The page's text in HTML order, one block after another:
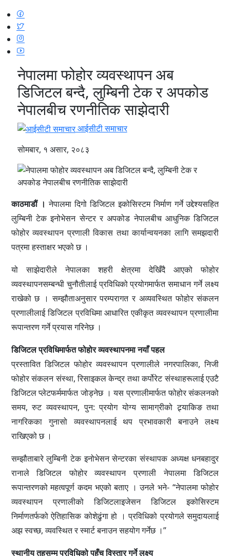
नेपालमा फोहोर व्यवस्थापन अब
डिजिटल बन्दै, लुम्बिनी टेक र अपकोड
नेपालबीच रणनीतिक साझेदारी
आईसीटी समाचार
सोमबार, १ असार, २०८३
काठमाडौं ।नेपालमा दिगो डिजिटल इकोसिस्टम निर्माण गर्ने उद्देश्यसहित
लुम्बिनी टेक इनोभेसन सेन्टर र अपकोड नेपालबीच आधुनिक डिजिटल
फोहोर व्यवस्थापन प्रणाली विकास तथा कार्यान्वयनका लागि समझदारी
पत्रमा हस्ताक्षर भएको छ ।
यो साझेदारीले नेपालका शहरी क्षेत्रमा देखिँदै आएको फोहोर
व्यवस्थापनसम्बन्धी चुनौतीलाई प्रविधिको प्रयोगमार्फत समाधान गर्ने लक्ष्य
राखेको छ । सम्झौताअनुसार परम्परागत र अव्यवस्थित फोहोर संकलन
प्रणालीलाई डिजिटल प्रविधिमा आधारित एकीकृत व्यवस्थापन प्रणालीमा
रूपान्तरण गर्ने प्रयास गरिनेछ ।
डिजिटल प्रविधिमार्फत फोहोर व्यवस्थापनमा नयाँ पहल
प्रस्तावित डिजिटल फोहोर व्यवस्थापन प्रणालीले नगरपालिका, निजी
फोहोर संकलन संस्था, रिसाइकल केन्द्र तथा कर्पोरेट संस्थाहरूलाई एउटै
डिजिटल प्लेटफर्ममार्फत जोड्नेछ । यस प्रणालीमार्फत फोहोर संकलनको
समय, रुट व्यवस्थापन, पुन: प्रयोग योग्य सामाग्रीको ट्र्याकिङ तथा
नागरिकका गुनासो व्यवस्थापनलाई थप प्रभावकारी बनाउने लक्ष्य
राखिएको छ ।
सम्झौताबारे लुम्बिनी टेक इनोभेसन सेन्टरका संस्थापक अध्यक्ष धनबहादुर
रानाले डिजिटल फोहोर व्यवस्थापन प्रणाली नेपालमा डिजिटल
रूपान्तरणको महत्वपूर्ण कदम भएको बताए । उनले भने- “नेपालमा फोहोर
व्यवस्थापन प्रणालीको डिजिटलाइजेसन डिजिटल इकोसिस्टम
निर्माणतर्फको ऐतिहासिक कोशेढुंगा हो । प्रविधिको प्रयोगले समुदायलाई
अझ स्वच्छ, व्यवस्थित र स्मार्ट बनाउन सहयोग गर्नेछ ।”
स्थानीय तहसम्म प्रविधिको पहुँच विस्तार गर्ने लक्ष्य